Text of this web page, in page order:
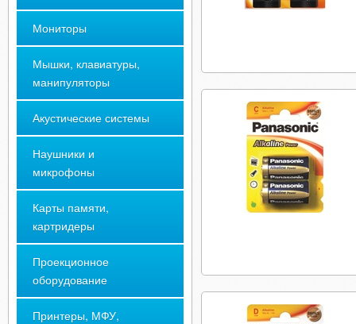
Мониторы
Мышки, клавиатуры,
манипуляторы
Акустические системы
Наушники и
микрофоны
Карты памяти,
картридеры
Проекционное
оборудование
Принтеры, МФУ,